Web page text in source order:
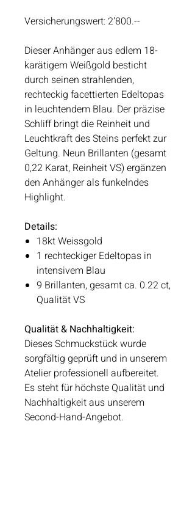
Versicherungswert:2'800.--
Dieser Anhänger aus edlem 18-
karätigem Weißgold besticht
durch seinen strahlenden,
rechteckig facettierten Edeltopas
in leuchtendem Blau. Der präzise
Schliff bringt die Reinheit und
Leuchtkraft des Steins perfekt zur
Geltung. Neun Brillanten (gesamt
0,22 Karat, Reinheit VS) ergänzen
den Anhänger als funkelndes
Highlight.
Details:
18kt Weissgold
1 rechteckiger Edeltopas in
intensivem Blau
9 Brillanten, gesamt ca. 0.22 ct,
Qualität VS
Qualität & Nachhaltigkeit:
Dieses Schmuckstück wurde
sorgfältig geprüft und in unserem
Atelier professionell aufbereitet.
Es steht für höchste Qualität und
Nachhaltigkeit aus unserem
Second-Hand-Angebot.